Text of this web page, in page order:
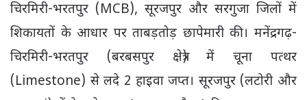
चिरमिरी-भरतपुर (MCB), सूरजपुर और सरगुजा जिलों में
शिकायतों के आधार पर ताबड़तोड़ छापेमारी की। मनेंद्रगढ़-
चिरमिरी-भरतपुर (बरबसपुर क्षेत्र) में चूना पत्थर
(Limestone) से लदे 2 हाइवा जप्त। सूरजपुर (लटोरी और